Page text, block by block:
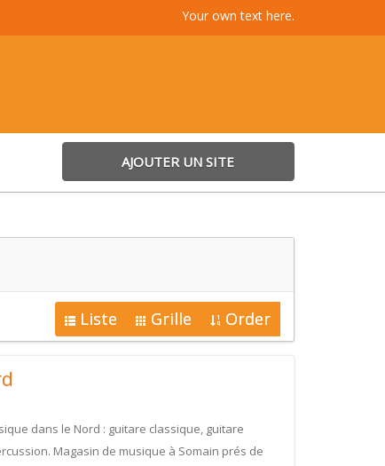
Your own text here.
AJOUTER UN SITE
Liste Grille Order
dans le Nord : guitare classique, guitare
Magasin de musique à Somain prés de